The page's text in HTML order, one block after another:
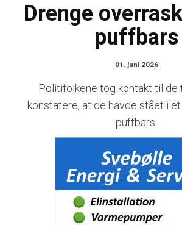
Drenge
puffbars
01. juni 2026
Politifolkene tog kontakt til de
konstatere, at de havde stået i
puffbars.